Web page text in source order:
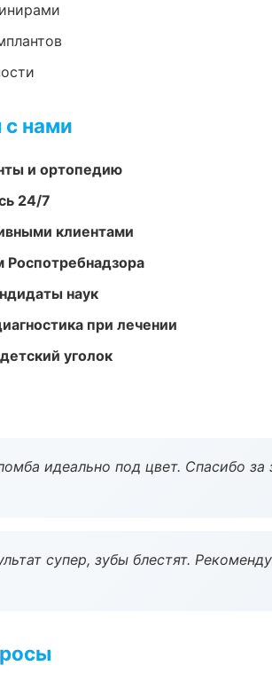
нами
и ортопедию
24/7
клиентами
Роспотребнадзора
наук
при лечении
уголок
идеально под цвет. Спасибо за
супер, зубы блестят.